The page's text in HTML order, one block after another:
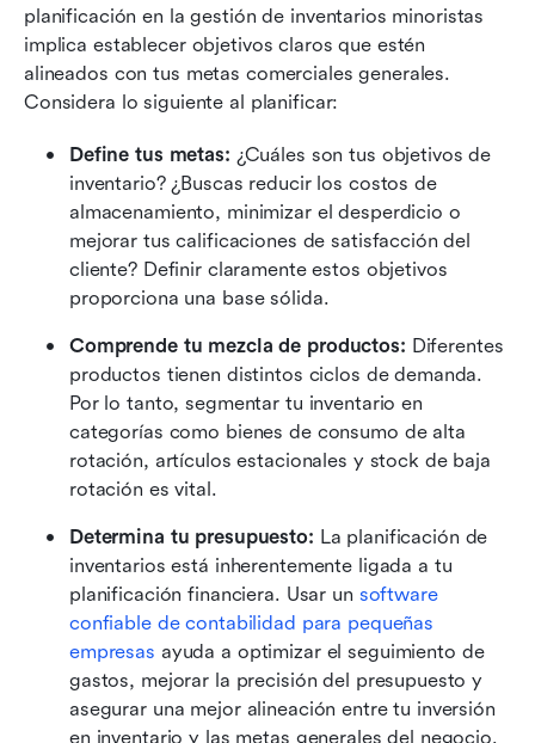
planificación en la gestión de inventarios minoristas
implica establecer objetivos claros que estén
alineados con tus metas comerciales generales.
Considera lo siguiente al planificar:
Define tus metas: ¿Cuáles son tus objetivos de
inventario? ¿Buscas reducir los costos de
almacenamiento, minimizar el desperdicio o
mejorar tus calificaciones de satisfacción del
cliente? Definir claramente estos objetivos
proporciona una base sólida.
Comprende tu mezcla de productos: Diferentes
productos tienen distintos ciclos de demanda.
Por lo tanto, segmentar tu inventario en
categorías como bienes de consumo de alta
rotación, artículos estacionales y stock de baja
rotación es vital.
Determina tu presupuesto: La planificación de
inventarios está inherentemente ligada a tu
planificación financiera. Usar un software
confiable de contabilidad para pequeñas
empresas ayuda a optimizar el seguimiento de
gastos, mejorar la precisión del presupuesto y
asegurar una mejor alineación entre tu inversión
en inventario y las metas generales del negocio.